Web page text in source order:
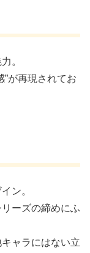
。
”が再現されてお
ン。
ーズの締めにふ
ャラにはない立